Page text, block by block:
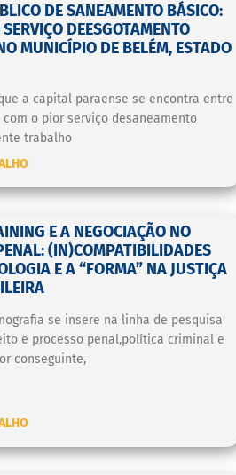
DE SANEAMENTO BÁSICO:
DEESGOTAMENTO
MUNICÍPIO DE BELÉM, ESTADO
a capital paraense se encontra entre
com o pior serviço desaneamento
trabalho
E A NEGOCIAÇÃO NO
(IN)COMPATIBILIDADES
E A “FORMA” NA JUSTIÇA
se insere na linha de pesquisa
e processo penal,política criminal e
conseguinte,